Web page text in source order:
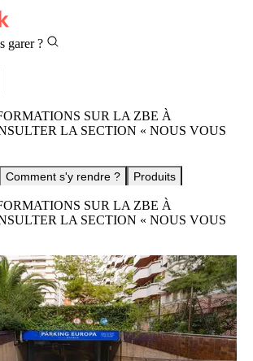
garer ?
SUR LA ZBE À
LA SECTION « NOUS VOUS
Comment s'y rendre ? Produits
SUR LA ZBE À
LA SECTION « NOUS VOUS